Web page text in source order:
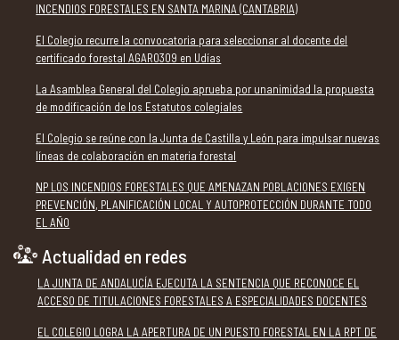
INCENDIOS FORESTALES EN SANTA MARINA (CANTABRIA)
El Colegio recurre la convocatoria para seleccionar al docente del
certificado forestal AGAR0309 en Udías
La Asamblea General del Colegio aprueba por unanimidad la propuesta
de modificación de los Estatutos colegiales
El Colegio se reúne con la Junta de Castilla y León para impulsar nuevas
líneas de colaboración en materia forestal
NP LOS INCENDIOS FORESTALES QUE AMENAZAN POBLACIONES EXIGEN
PREVENCIÓN, PLANIFICACIÓN LOCAL Y AUTOPROTECCIÓN DURANTE TODO
EL AÑO
Actualidad en redes
LA JUNTA DE ANDALUCÍA EJECUTA LA SENTENCIA QUE RECONOCE EL
ACCESO DE TITULACIONES FORESTALES A ESPECIALIDADES DOCENTES
EL COLEGIO LOGRA LA APERTURA DE UN PUESTO FORESTAL EN LA RPT DE